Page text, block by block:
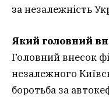
за незалежність
Який головний
Головний внесок
незалежного
боротьба за